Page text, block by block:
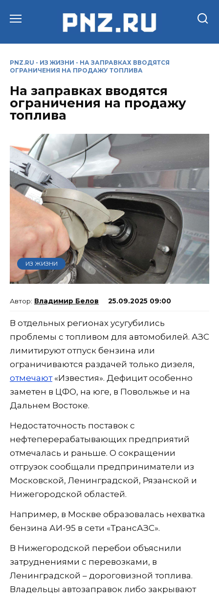
PNZ.RU - ИЗ ЖИЗНИ - НА ЗАПРАВКАХ ВВОДЯТСЯ
ОГРАНИЧЕНИЯ НА ПРОДАЖУ ТОПЛИВА
На заправках вводятся
ограничения на продажу
топлива
ИЗ ЖИЗНИ
Владимир Белов 25.09.2025 09:00
В отдельных регионах усугубились
проблемы с топливом для автомобилей. АЗС
лимитируют отпуск бензина или
ограничиваются раздачей только дизеля,
отмечают«Известия». Дефицит особенно
заметен в ЦФО, на юге, в Повольжье и на
Дальнем Востоке.
Недостаточность поставок с
нефтеперерабатывающих предприятий
отмечалась и раньше. О сокращении
отгрузок сообщали предприниматели из
Московской, Ленинградской, Рязанской и
Нижегородской областей.
Например, в Москве образовалась нехватка
бензина АИ-95 в сети «ТрансАЗС».
В Нижегородской перебои объяснили
затруднениями с перевозками, в
Ленинградской – дороговизной топлива.
Владельцы автозаправок либо закрывают